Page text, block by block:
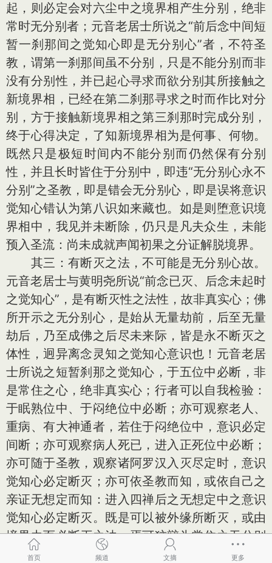
起，则必定会对六尘中之境界相产生分别，绝非
常时无分别者；元音老居士所说之“前后念中间短
暂一刹那间之觉知心即是无分别心”者，不符圣
教，谓第一刹那间虽不分别，只是不能分别而非
没有分别性，并已起心寻求而欲分别其所接触之
新境界相，已经在第二刹那寻求之时而作比对分
别，方于接触新境界相之第三刹那时完成分别，
终于心得决定，了知新境界相为是何事、何物。
既然只是极短时间内不能分别而仍然保有分别
性，并且长时皆住于分别中，即违“无分别心永不
分别”之圣教，即是错会无分别心，即是误将意识
觉知心错认为第八识如来藏也。如是则堕意识境
界相中，我见并未断除，仍只是凡夫众生，未能
预入圣流：尚未成就声闻初果之分证解脱境界。
其三：有断灭之法，不可能是无分别心故。
元音老居士与黄明尧所说“前念已灭、后念未起时
之觉知心”，是有断灭性之法性，故非真实心；佛
所开示之无分别心，是始从无量劫前，后至无量
劫后，乃至成佛之后尽未来际，皆是永不断灭之
体性，迥异离念灵知之觉知心意识也！元音老居
士所说之短暂刹那之觉知心，于五位中必断，非
是常住之心，绝非真实心；行者可以自我检验：
于眠熟位中、于闷绝位中必断；亦可观察老人、
重病、有大神通者，若住于闷绝位中，意识必定
间断；亦可观察病人死已，进入正死位中必断；
亦可随于圣教，观察诸阿罗汉入灭尽定时，意识
觉知心必定断灭；亦可依圣教而知，或依自己之
亲证无想定而知：进入四禅后之无想定中之意识
觉知心必定断灭。既是可以被外缘所断灭，或由
境界力而必断灭之法，焉可狡辩为常住之无分别
心？首页 频道 文摘 更多